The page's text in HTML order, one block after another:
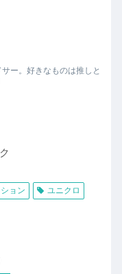
ー。好きなものは推しと
ョン
ユニクロ